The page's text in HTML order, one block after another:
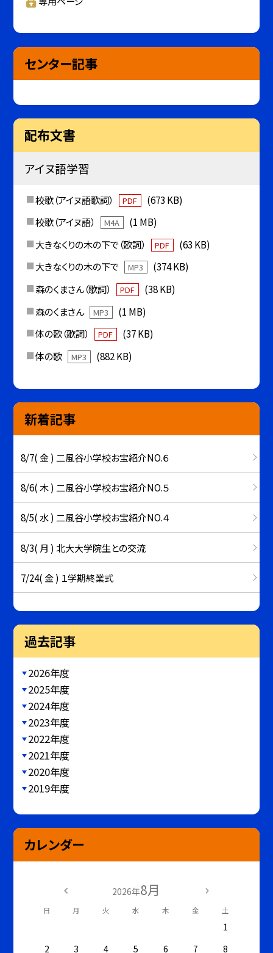
センター記事
配布文書
アイヌ語学習
校歌（アイヌ語歌詞） PDF
(673 KB)
校歌（アイヌ語）
M4A
(1 MB)
大きなくりの木の下で（歌詞）
PDF
(63 KB)
大きなくりの木の下で
MP3
(374 KB)
森のくまさん（歌詞）
PDF
(38 KB)
森のくまさん
MP3
(1 MB)
体の歌（歌詞）
PDF
(37 KB)
体の歌
MP3 (882 KB)
新着記事
8/7( 金 ) 二風谷小学校お宝紹介NO.６
8/6( 木 ) 二風谷小学校お宝紹介NO.５
8/5( 水 ) 二風谷小学校お宝紹介NO.４
8/3( 月 ) 北大大学院生との交流
7/24( 金 ) １学期終業式
過去記事
2026年度
2025年度
2024年度
2023年度
2022年度
2021年度
2020年度
2019年度
カレンダー
2026年8月
日 月 火 水 木 金 土
1
2
3 4 5 6 7
8